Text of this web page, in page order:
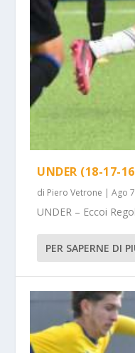
UNDER (18-17-
di Piero Vetrone |Ago
UNDER – Eccoi
PER SAPERNE DI